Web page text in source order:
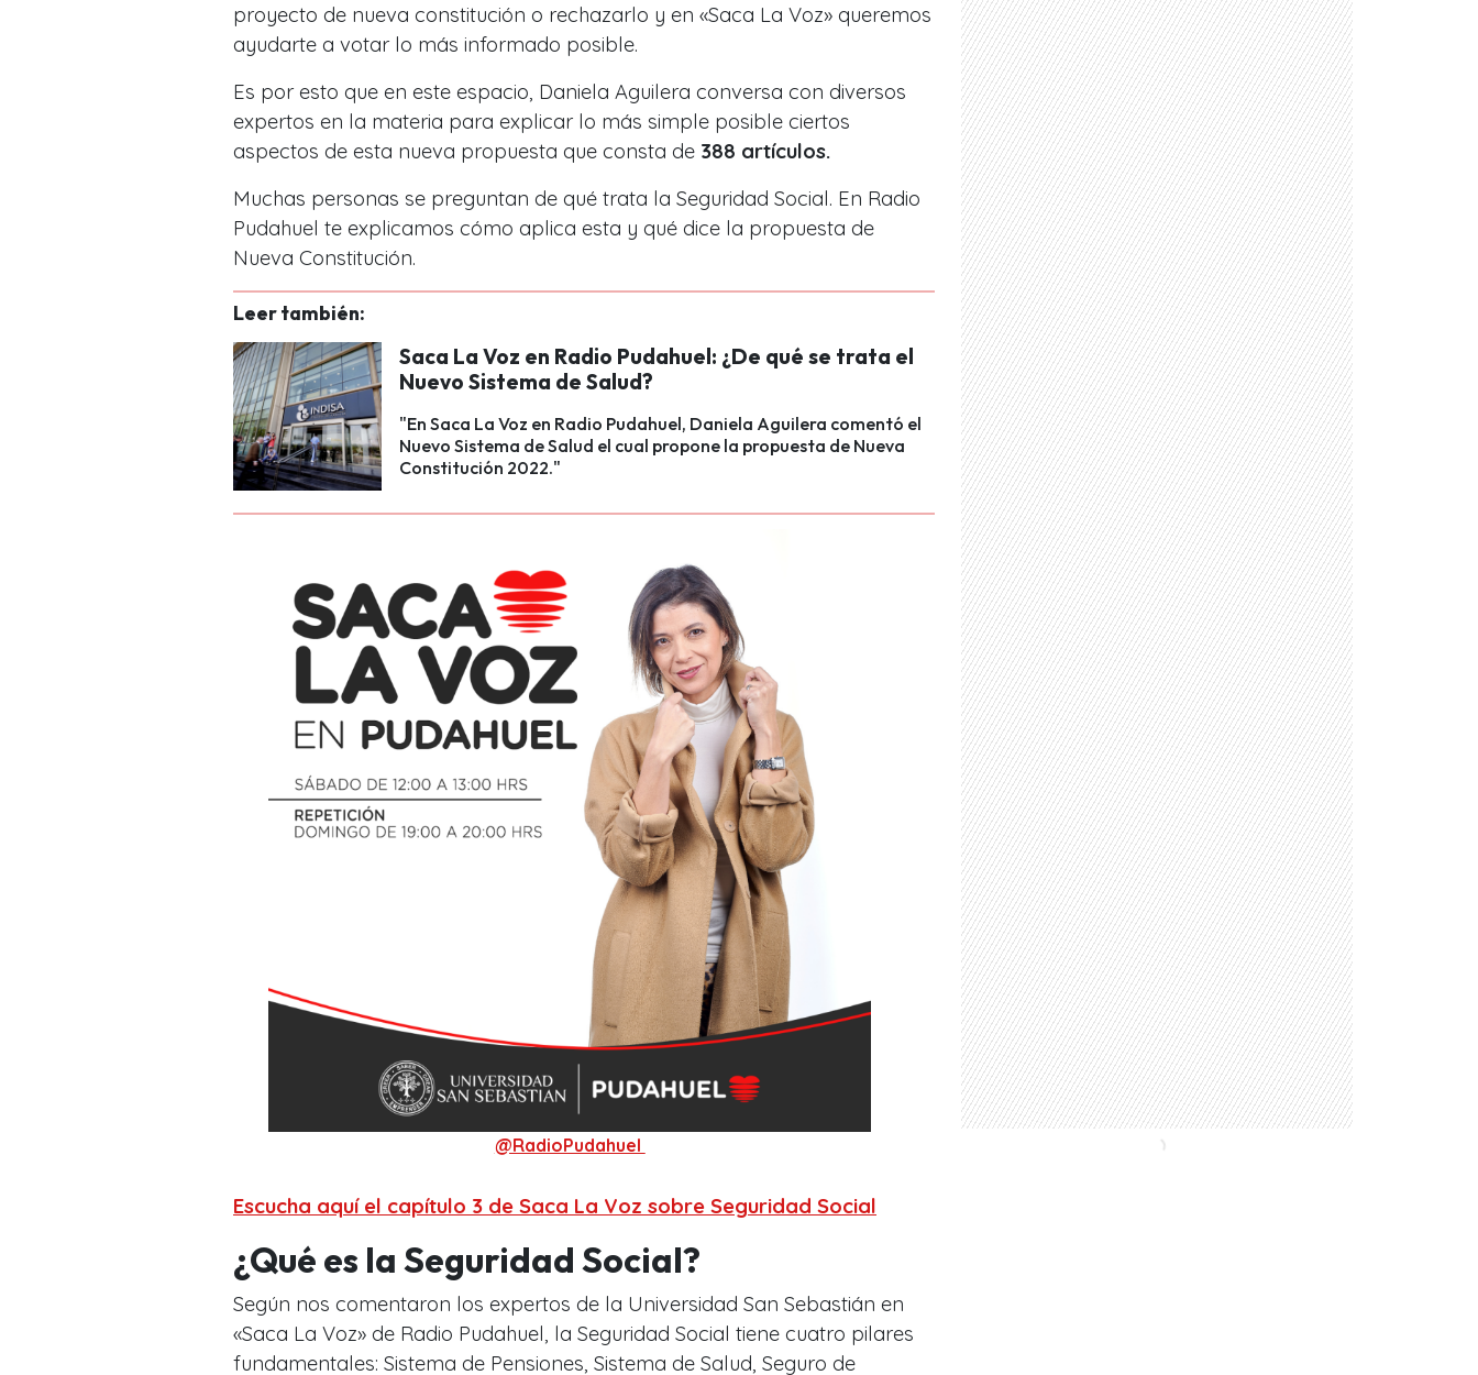
proyecto de nueva constitución o rechazarlo y en «Saca La Voz» queremos
ayudarte a votar lo más informado posible.
Es por esto que en este espacio, Daniela Aguilera conversa con diversos
expertos en la materia para explicar lo más simple posible ciertos
aspectos de esta nueva propuesta que consta de 388 artículos.
Muchas personas se preguntan de qué trata la Seguridad Social. En Radio
Pudahuel te explicamos cómo aplica esta y qué dice la propuesta de
Nueva Constitución.
Leer también:
Saca La Voz en Radio Pudahuel: ¿De qué se trata el
Nuevo Sistema de Salud?
"En Saca La Voz en Radio Pudahuel, Daniela Aguilera comentó el
Nuevo Sistema de Salud el cual propone la propuesta de Nueva
Constitución 2022."
@RadioPudahuel
Escucha aquí el capítulo 3 de Saca La Voz sobre Seguridad Social
¿Qué es la Seguridad Social?
Según nos comentaron los expertos de la Universidad San Sebastián en
«Saca La Voz» de Radio Pudahuel, la Seguridad Social tiene cuatro pilares
fundamentales: Sistema de Pensiones, Sistema de Salud, Seguro de